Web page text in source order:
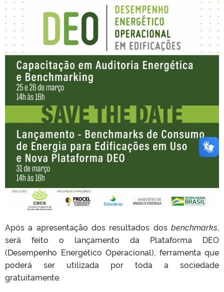
Após a apresentação dos resultados dos benchmarks,
será feito o lançamento da Plataforma DEO
(Desempenho Energético Operacional), ferramenta que
poderá ser utilizada por toda a sociedade
gratuitamente.